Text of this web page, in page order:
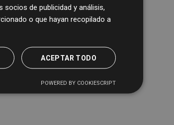
de publicidad y análisis,
o que hayan recopilado a
ACEPTAR TODO
POWERED BY COOKIESCRIPT